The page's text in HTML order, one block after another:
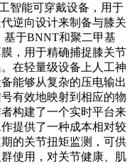
智能可穿戴设备，用于
逆向设计来制备与膝关
基于BNNT和聚二甲基
，用于精确捕捉膝关节
在轻量级设备上人工神
能够从复杂的压电输出
有效地映射到相应的物
构建了一个实时平台来
提供了一种成本相对较
的关节扭矩监测，可供
使用，对关节健康、肌